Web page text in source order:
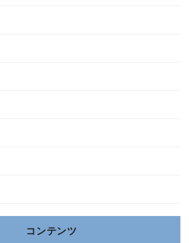
コンテンツ